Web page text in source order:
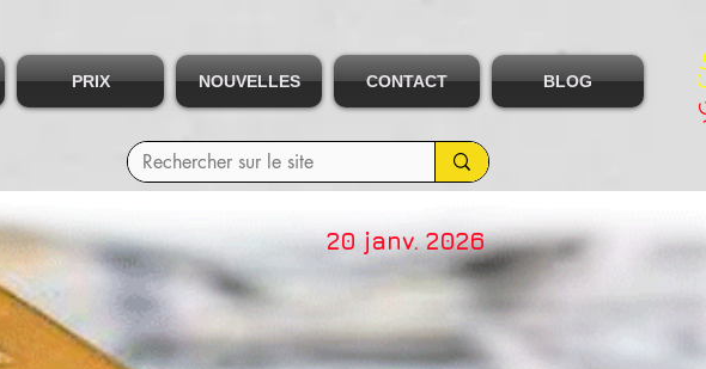
PRIX NOUVELLES CONTACT BLOG
20 janv. 2026